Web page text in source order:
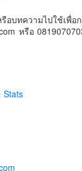
อบทความไปใช้เพื่
หรือ
Stats